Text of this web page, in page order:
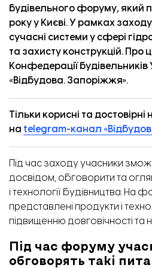
будівельного форуму, який
року у Києві. У рамках
сучасні системи у сфері
та захисту конструкцій. Про
Конфедерації
«Відбудова. Запоріжжя».
Тільки корисні та
на telegram-канал
Під час заходу учасники
досвідом, обговорити та
і технології будівництва. На
представлені продукти і
підвищенню довговічності та
Під час форуму
обговорять такі